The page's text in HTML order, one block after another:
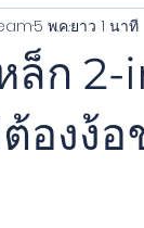
ล็ก
องง้อ
5 พ.ค.ยาว 1 นาที